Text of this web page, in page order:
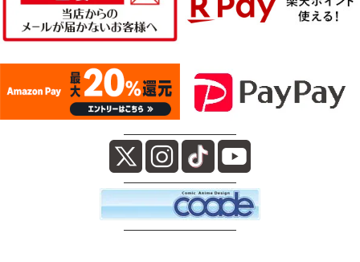
――――――――――
――――――――――
――――――――――